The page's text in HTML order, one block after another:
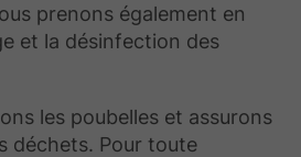
prenons également en
et la désinfection des
les poubelles et assurons
déchets. Pour toute